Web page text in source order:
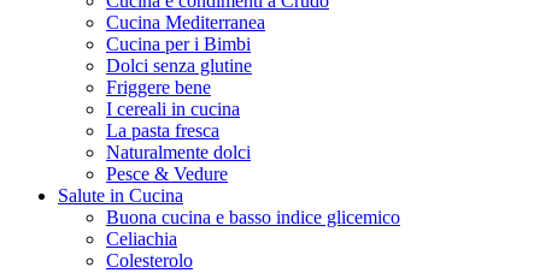
Cucina Mediterranea
Cucina per i Bimbi
Dolci senza glutine
Friggere bene
I cereali in cucina
La pasta fresca
Naturalmente dolci
Pesce & Vedure
Salute in Cucina
Buona cucina e basso indice glicemico
Celiachia
Colesterolo